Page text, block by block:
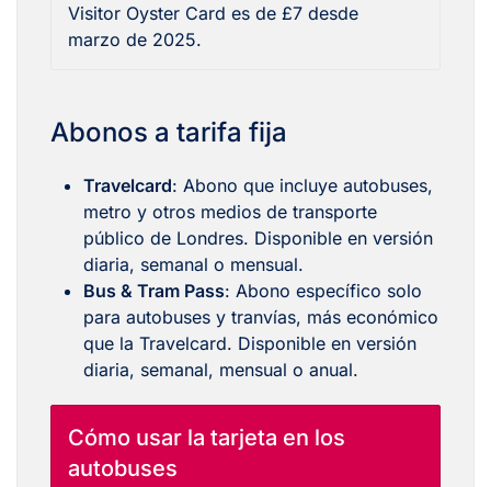
Visitor Oyster Card es de £7 desde
marzo de 2025.
Abonos a tarifa fija
Travelcard: Abono que incluye autobuses,
metro y otros medios de transporte
público de Londres. Disponible en versión
diaria, semanal o mensual.
Bus & Tram Pass: Abono específico solo
para autobuses y tranvías, más económico
que la Travelcard. Disponible en versión
diaria, semanal, mensual o anual.
Cómo usar la tarjeta en los
autobuses